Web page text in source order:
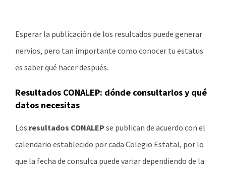
Esperar la publicación de los resultados puede generar
nervios, pero tan importante como conocer tu estatus
es saber qué hacer después.
Resultados CONALEP: dónde consultarlos y qué
datos necesitas
Los resultados CONALEP se publican de acuerdo con el
calendario establecido por cada Colegio Estatal, por lo
que la fecha de consulta puede variar dependiendo de la